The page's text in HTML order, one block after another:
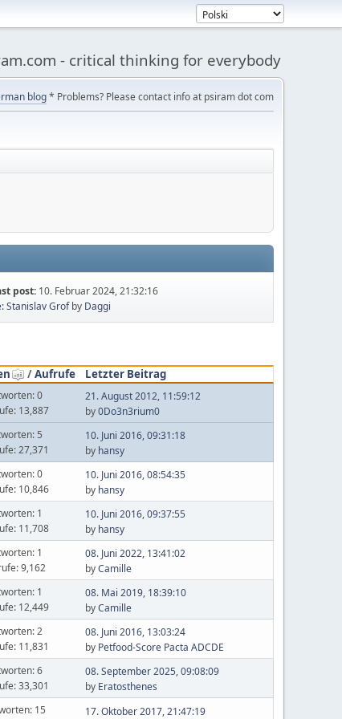
- critical thinking for everybody
blog* Problems? Please contact info at psiram dot com
post: 10. Februar 2024, 21:32:16
Stanislav Grofby Daggi
/Aufrufe
Letzter Beitrag
0
13,887
21. August 2012, 11:59:12
by0Do3n3rium0
5
27,371
10. Juni 2016, 09:31:18
by hansy
0
10,846
10. Juni 2016, 08:54:35
by hansy
1
11,708
10. Juni 2016, 09:37:55
by hansy
1
9,162
08. Juni 2022, 13:41:02
byCamille
1
12,449
08. Mai 2019, 18:39:10
byCamille
2
11,831
08. Juni 2016, 13:03:24
by Petfood-Score Pacta ADCDE
6
33,301
08. September 2025, 09:08:09
by Eratosthenes
15
17. Oktober 2017, 21:47:19